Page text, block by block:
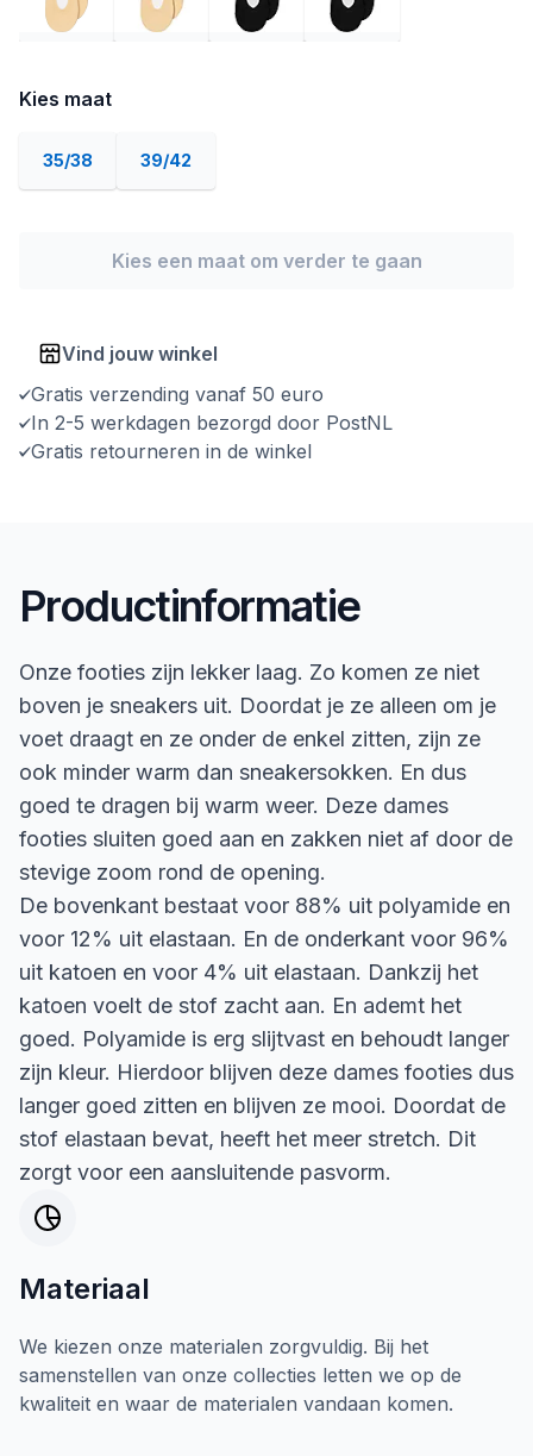
Kies maat
35/38 39/42
Kies een maat om verder te gaan
Vind jouw winkel
Gratis verzending vanaf 50 euro
In 2-5 werkdagen bezorgd door PostNL
Gratis retourneren in de winkel
Productinformatie
Onze footies zijn lekker laag. Zo komen ze niet
boven je sneakers uit. Doordat je ze alleen om je
voet draagt en ze onder de enkel zitten, zijn ze
ook minder warm dan sneakersokken. En dus
goed te dragen bij warm weer. Deze dames
footies sluiten goed aan en zakken niet af door de
stevige zoom rond de opening.
De bovenkant bestaat voor 88% uit polyamide en
voor 12% uit elastaan. En de onderkant voor 96%
uit katoen en voor 4% uit elastaan. Dankzij het
katoen voelt de stof zacht aan. En ademt het
goed. Polyamide is erg slijtvast en behoudt langer
zijn kleur. Hierdoor blijven deze dames footies dus
langer goed zitten en blijven ze mooi. Doordat de
stof elastaan bevat, heeft het meer stretch. Dit
zorgt voor een aansluitende pasvorm.
Materiaal
We kiezen onze materialen zorgvuldig. Bij het
samenstellen van onze collecties letten we op de
kwaliteit en waar de materialen vandaan komen.